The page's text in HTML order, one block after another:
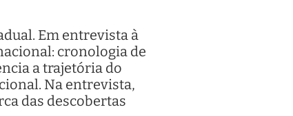
Em entrevista à
cronologia de
a trajetória do
Na entrevista,
das descobertas